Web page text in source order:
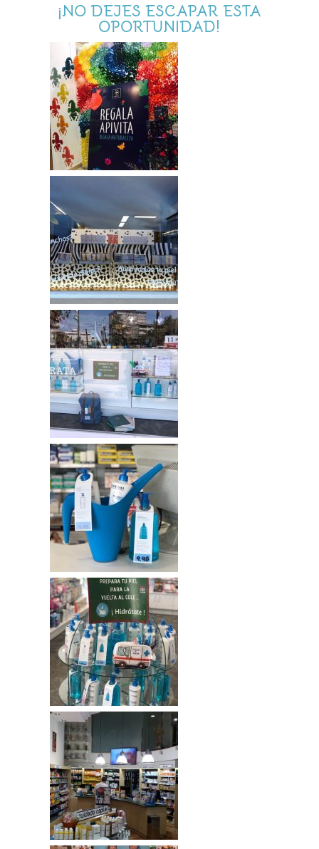
¡NO DEJES ESCAPAR ESTA
OPORTUNIDAD!